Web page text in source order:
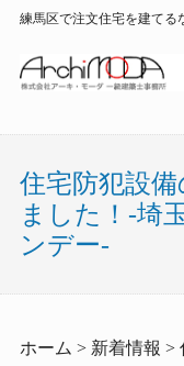
練馬区で注文住宅を建てる
住宅防犯設
ました！-埼
ンデー-
ホーム > 新着情報 >